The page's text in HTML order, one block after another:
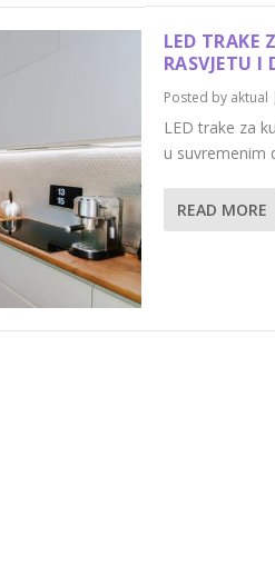
LED TRAKE
RASVJETU I
Posted by aktual
LED trake za
u suvremenim
READ MORE